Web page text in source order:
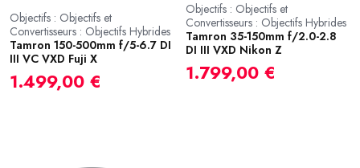
Objectifs : Objectifs et
Convertisseurs : Objectifs Hybrides
Tamron 150-500mm f/5-6.7 DI
III VC VXD Fuji X
1.499,00 €
Objectifs : Objectifs et
Convertisseurs : Objectifs Hybrides
Tamron 35-150mm f/2.0-2.8
DI III VXD Nikon Z
1.799,00 €